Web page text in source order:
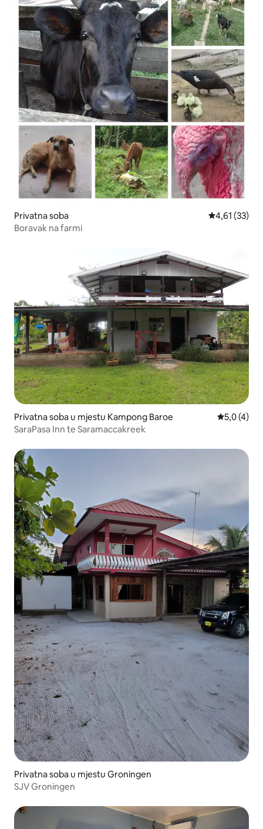
Privatna soba Prosječna
4,61 (33)
Boravak na farmi
Privatna soba u mjestu Kampong Baroe Prosječna
5,0 (4)
SaraPasa Inn te Saramaccakreek
Privatna soba u mjestu Groningen
SJV Groningen